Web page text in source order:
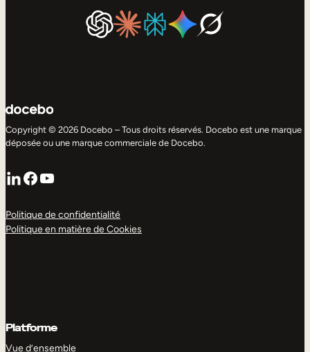
Copyright © 2026 Docebo – Tous droits réservés. Docebo est une marque
déposée ou une marque commerciale de Docebo.
LinkedIn
Facebook
YouTube
Politique de confidentialité
Politique en matière de Cookies
Platforme
Vue d’ensemble